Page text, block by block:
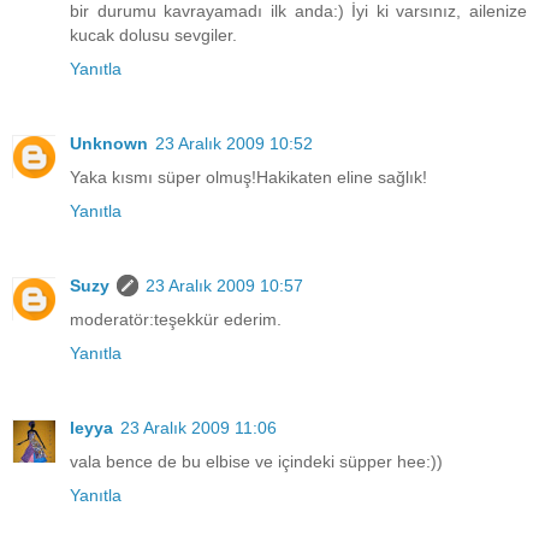
bir durumu kavrayamadı ilk anda:) İyi ki varsınız, ailenize
kucak dolusu sevgiler.
Yanıtla
Unknown 23 Aralık 2009 10:52
Yaka kısmı süper olmuş!Hakikaten eline sağlık!
Yanıtla
Suzy
23 Aralık 2009 10:57
moderatör:teşekkür ederim.
Yanıtla
leyya 23 Aralık 2009 11:06
vala bence de bu elbise ve içindeki süpper hee:))
Yanıtla